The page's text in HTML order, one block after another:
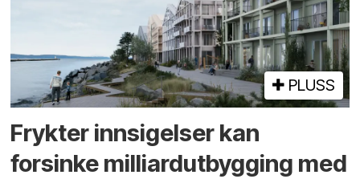
PLUSS
Frykter innsigelser kan
forsinke milliard­utbygging med